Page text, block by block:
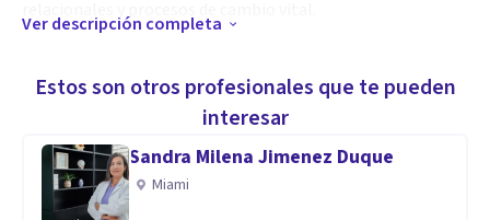
Concibo el espacio terapéutico como un entorno seguro, de
aceptación y respeto, donde podamos trabajar desde la
autenticidad y el compromiso con aquello que es
importante para ti, entendiendo la terapia como un
proceso colaborativo, cálido y activo, orientado hacia el
Ver descripción completa
Estos son otros profesionales que te pueden
interesar
Sandra Milena Jimenez Duque
Miami